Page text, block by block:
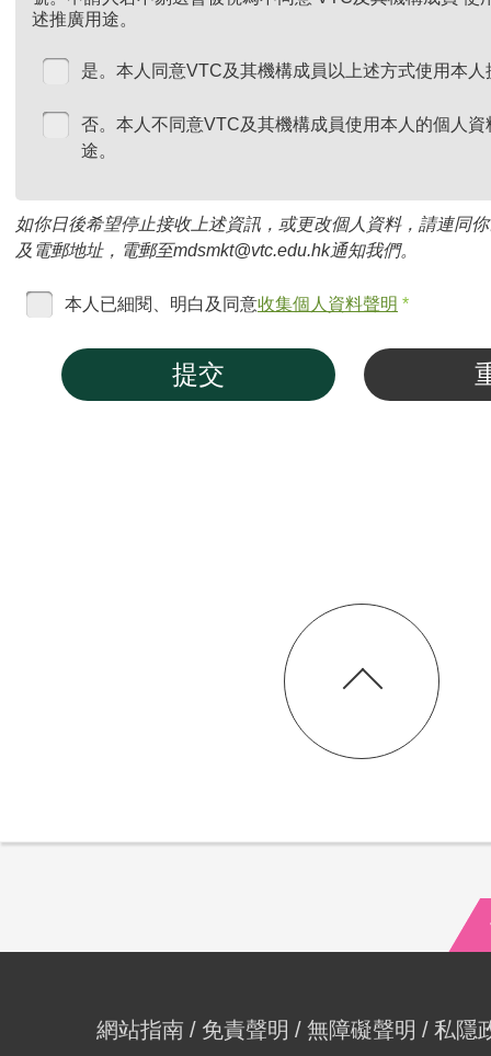
述推廣用途。
是。本人同意VTC及其機構成員以上述方式使用本
否。本人不同意VTC及其機構成員使用本人的個人
途。
如你日後希望停止接收上述資訊，或更改個人資料，請連同
及電郵地址，電郵至mdsmkt@vtc.edu.hk通知我們。
本人已細閱、明白及同意收集個人資料聲明 *
提交
網站指南 免責聲明 無障礙聲明
私隱